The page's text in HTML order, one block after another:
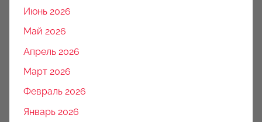
Июнь 2026
Май 2026
Апрель 2026
Март 2026
Февраль 2026
Январь 2026